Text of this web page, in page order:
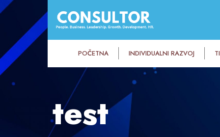
POČETNA INDIVIDUALNI RAZVOJ
test